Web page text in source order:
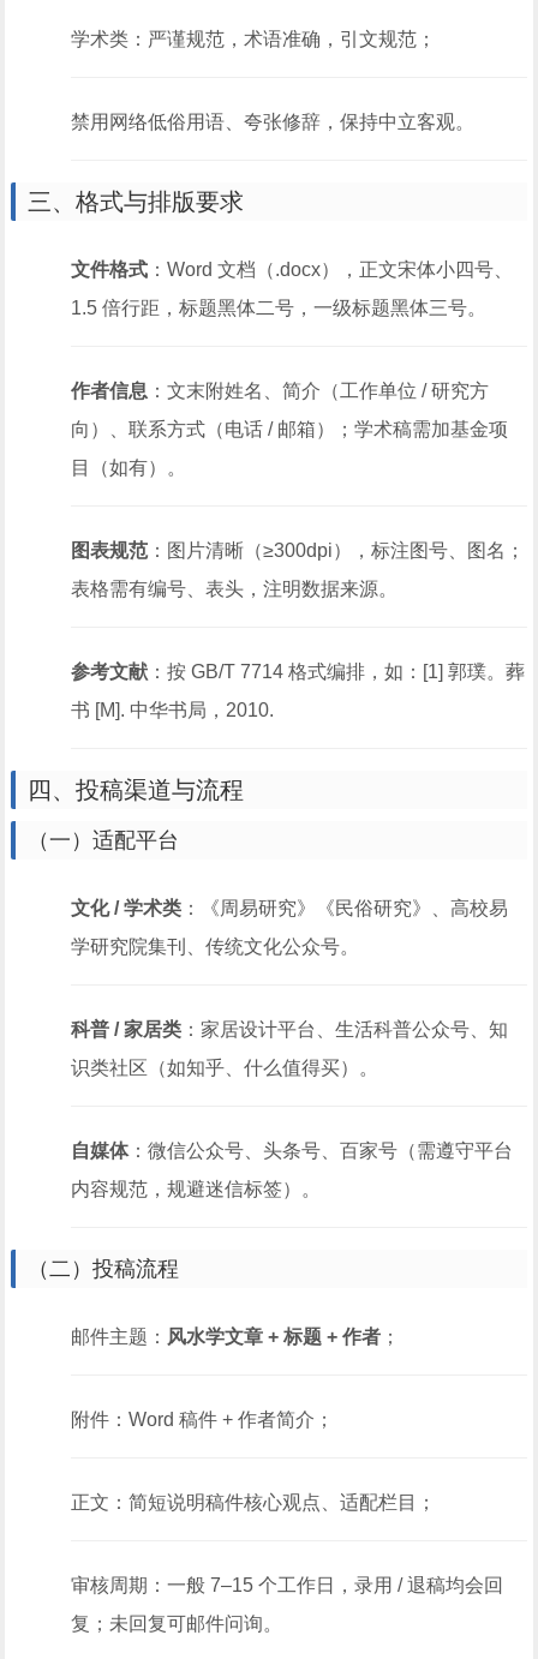
学术类：严谨规范，术语准确，引文规范；
禁用网络低俗用语、夸张修辞，保持中立客观。
三、格式与排版要求
文件格式 ：Word 文档（.docx），正文宋体小四号、
1.5 倍行距，标题黑体二号，一级标题黑体三号。
作者信息 ：文末附姓名、简介（工作单位 / 研究方
向）、联系方式（电话 / 邮箱）；学术稿需加基金项
目（如有）。
图表规范 ：图片清晰（≥300dpi），标注图号、图名；
表格需有编号、表头，注明数据来源。
参考文献 ：按 GB/T 7714 格式编排，如：[1] 郭璞。葬
书 [M]. 中华书局，2010.
四、投稿渠道与流程
（一）适配平台
文化 / 学术类 ：《周易研究》《民俗研究》、高校易
学研究院集刊、传统文化公众号。
科普 / 家居类 ：家居设计平台、生活科普公众号、知
识类社区（如知乎、什么值得买）。
自媒体：微信公众号、头条号、百家号（需遵守平台
内容规范，规避迷信标签）。
（二）投稿流程
邮件主题： 风水学文章 + 标题 + 作者 ；
附件：Word 稿件 + 作者简介；
正文：简短说明稿件核心观点、适配栏目；
审核周期：一般 7–15 个工作日，录用 / 退稿均会回
复；未回复可邮件问询。